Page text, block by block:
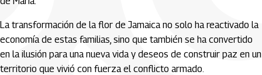
La transformación de la flor de Jamaica no solo ha reactivado la
economía de estas familias, sino que también se ha convertido
en la ilusión para una nueva vida y deseos de construir paz en un
territorio que vivió con fuerza el conflicto armado.